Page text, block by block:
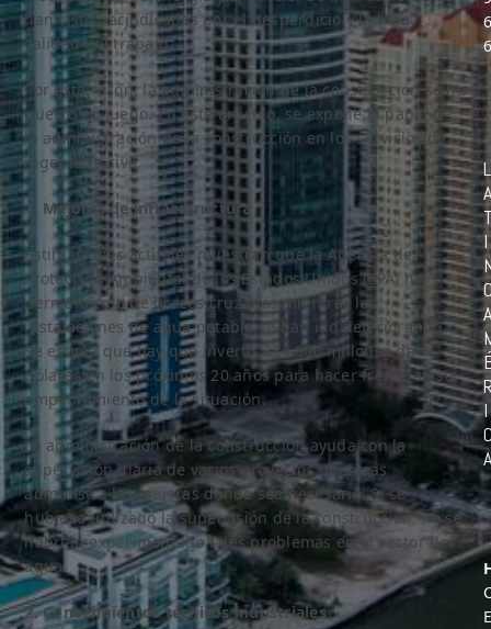
han visto perjudicados por el desperdicio y la baja
calidad del trabajo.
Por esta razón, la administración de la construcción se ha
puesto en juego. En este artículo, se expone el papel de
la administración de la construcción en los servicios de
ingeniería civil.
1. Mejoras de infraestructura
Estimaciones actuales muestran que la Agencia de
Protección Ambiental de los Estados Unidos (EPA) ha
permanecido de brazos cruzados mientras las
instalaciones de agua potable se han ido deteriorando.
Se estima que hay que invertir 334.800 millones de
dólares en los próximos 20 años para hacer frente a este
empeoramiento de la situación.
La administración de la construcción ayuda con la
supervisión diaria de varios proyectos mientras
administra las mejoras donde sea necesario. Si se
hubiese utilizado la supervisión de la construcción, no se
habrían experimentado tales problemas en el sector del
agua.
2. Conocimientos técnicos industriales
L
A
I
A
I
A